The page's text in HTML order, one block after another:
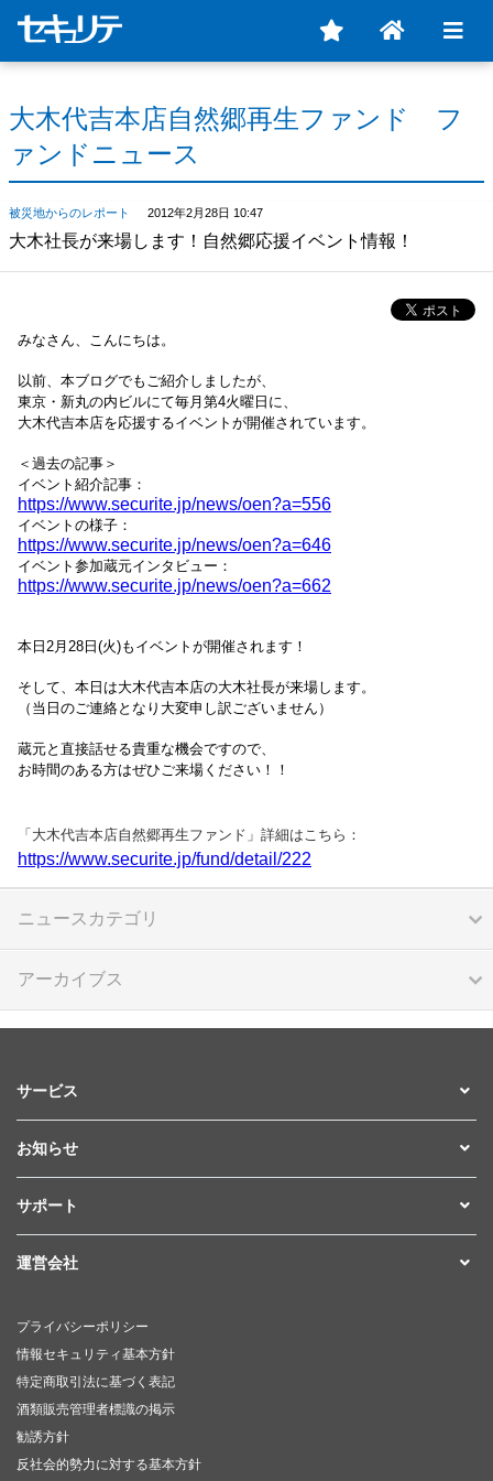
大木代吉本店自然郷再生ファンド フ
ァンドニュース
被災地からのレポート 2012年2月28日 10:47
大木社長が来場します！自然郷応援イベント情報！
みなさん、こんにちは。
以前、本ブログでもご紹介しましたが、
東京・新丸の内ビルにて毎月第4火曜日に、
大木代吉本店を応援するイベントが開催されています。
＜過去の記事＞
イベント紹介記事：
https://www.securite.jp/news/oen?a=556
イベントの様子：
https://www.securite.jp/news/oen?a=646
イベント参加蔵元インタビュー：
https://www.securite.jp/news/oen?a=662
本日2月28日(火)もイベントが開催されます！
そして、本日は大木代吉本店の大木社長が来場します。
（当日のご連絡となり大変申し訳ございません）
蔵元と直接話せる貴重な機会ですので、
お時間のある方はぜひご来場ください！！
「大木代吉本店自然郷再生ファンド」詳細はこちら：
https://www.securite.jp/fund/detail/222
ニュースカテゴリ
アーカイブス
サービス
お知らせ
サポート
運営会社
プライバシーポリシー
情報セキュリティ基本方針
特定商取引法に基づく表記
酒類販売管理者標識の掲示
勧誘方針
反社会的勢力に対する基本方針